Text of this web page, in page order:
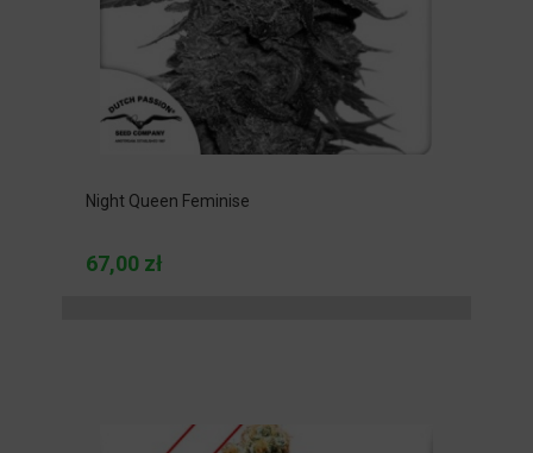
Night Queen Feminise
67,00 zł